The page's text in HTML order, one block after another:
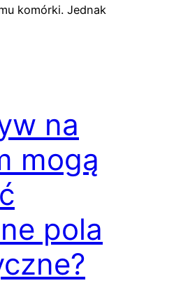
komórki. Jednak
na
mogą
pola